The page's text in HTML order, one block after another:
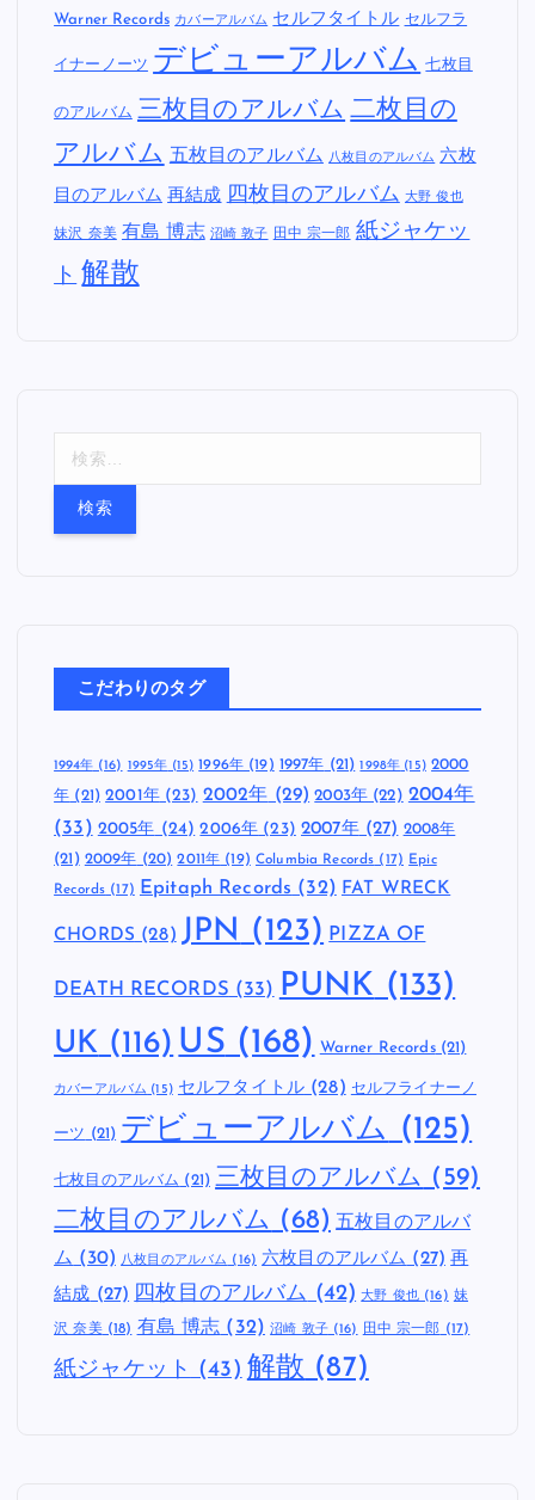
Warner Records カバーアルバム セルフタイトル セルフラ
イナーノーツ デビューアルバム 七枚目
のアルバム 三枚目のアルバム 二枚目の
アルバム 五枚目のアルバム 八枚目のアルバム 六枚
目のアルバム 再結成 四枚目のアルバム 大野 俊也
妹沢 奈美 有島 博志 沼崎 敦子 田中 宗一郎 紙ジャケッ
ト 解散
こだわりのタグ
1994年(16) 1995年 (15) 1996年(19) 1997年 (21) 1998年 (15) 2000
年 (21) 2001年(23) 2002年 (29) 2003年 (22) 2004年
(33) 2005年 (24) 2006年 (23) 2007年(27) 2008年
(21) 2009年 (20) 2011年 (19) Columbia Records (17) Epic
Records (17) Epitaph Records (32) FAT WRECK
CHORDS (28) JPN (123) PIZZA OF
DEATH RECORDS (33) PUNK (133)
UK (116) US (168) Warner Records(21)
カバーアルバム (15) セルフタイトル(28) セルフライナーノ
ーツ (21) デビューアルバム (125)
七枚目のアルバム (21) 三枚目のアルバム (59)
二枚目のアルバム (68) 五枚目のアルバ
ム (30) 八枚目のアルバム (16) 六枚目のアルバム (27) 再
結成 (27) 四枚目のアルバム (42) 大野 俊也(16) 妹
沢 奈美(18) 有島 博志 (32) 沼崎 敦子(16) 田中 宗一郎 (17)
紙ジャケット (43) 解散 (87)